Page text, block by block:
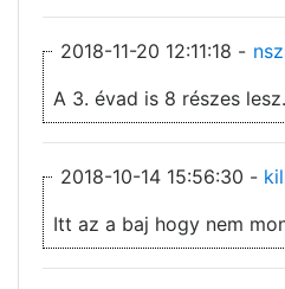
2018-11-20 12:11:18 -
A 3. évad is 8 részes lesz.
2018-10-14 15:56:30 -
Itt az a baj hogy nem